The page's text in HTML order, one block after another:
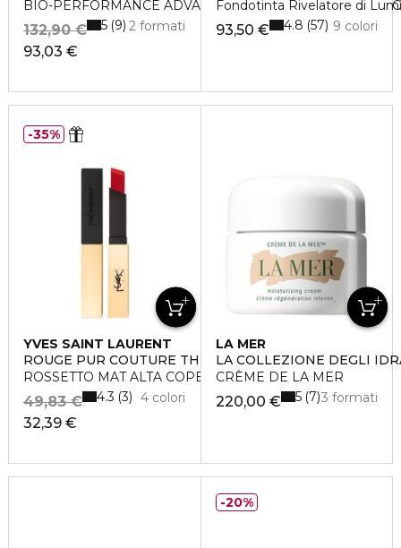
BIO-PERFORMANCE ADVANCED SUPER REVITALIZING
93,03 €
132,90 € 2 formati
5 9
Fondotinta Rivelatore di
93,50 € 9 colori
4.8 57
YVES SAINT LAURENT
ROUGE PUR COUTURE THE SLIM
ROSSETTO MAT ALTA COPERTURA LUNGA TENUTA
32,39 €
49,83 € 4 colori
4.3 3
35%
LA MER
LA COLLEZIONE DEGLI
CRÈME DE LA MER
220,00 € 3 formati
5 7
20%